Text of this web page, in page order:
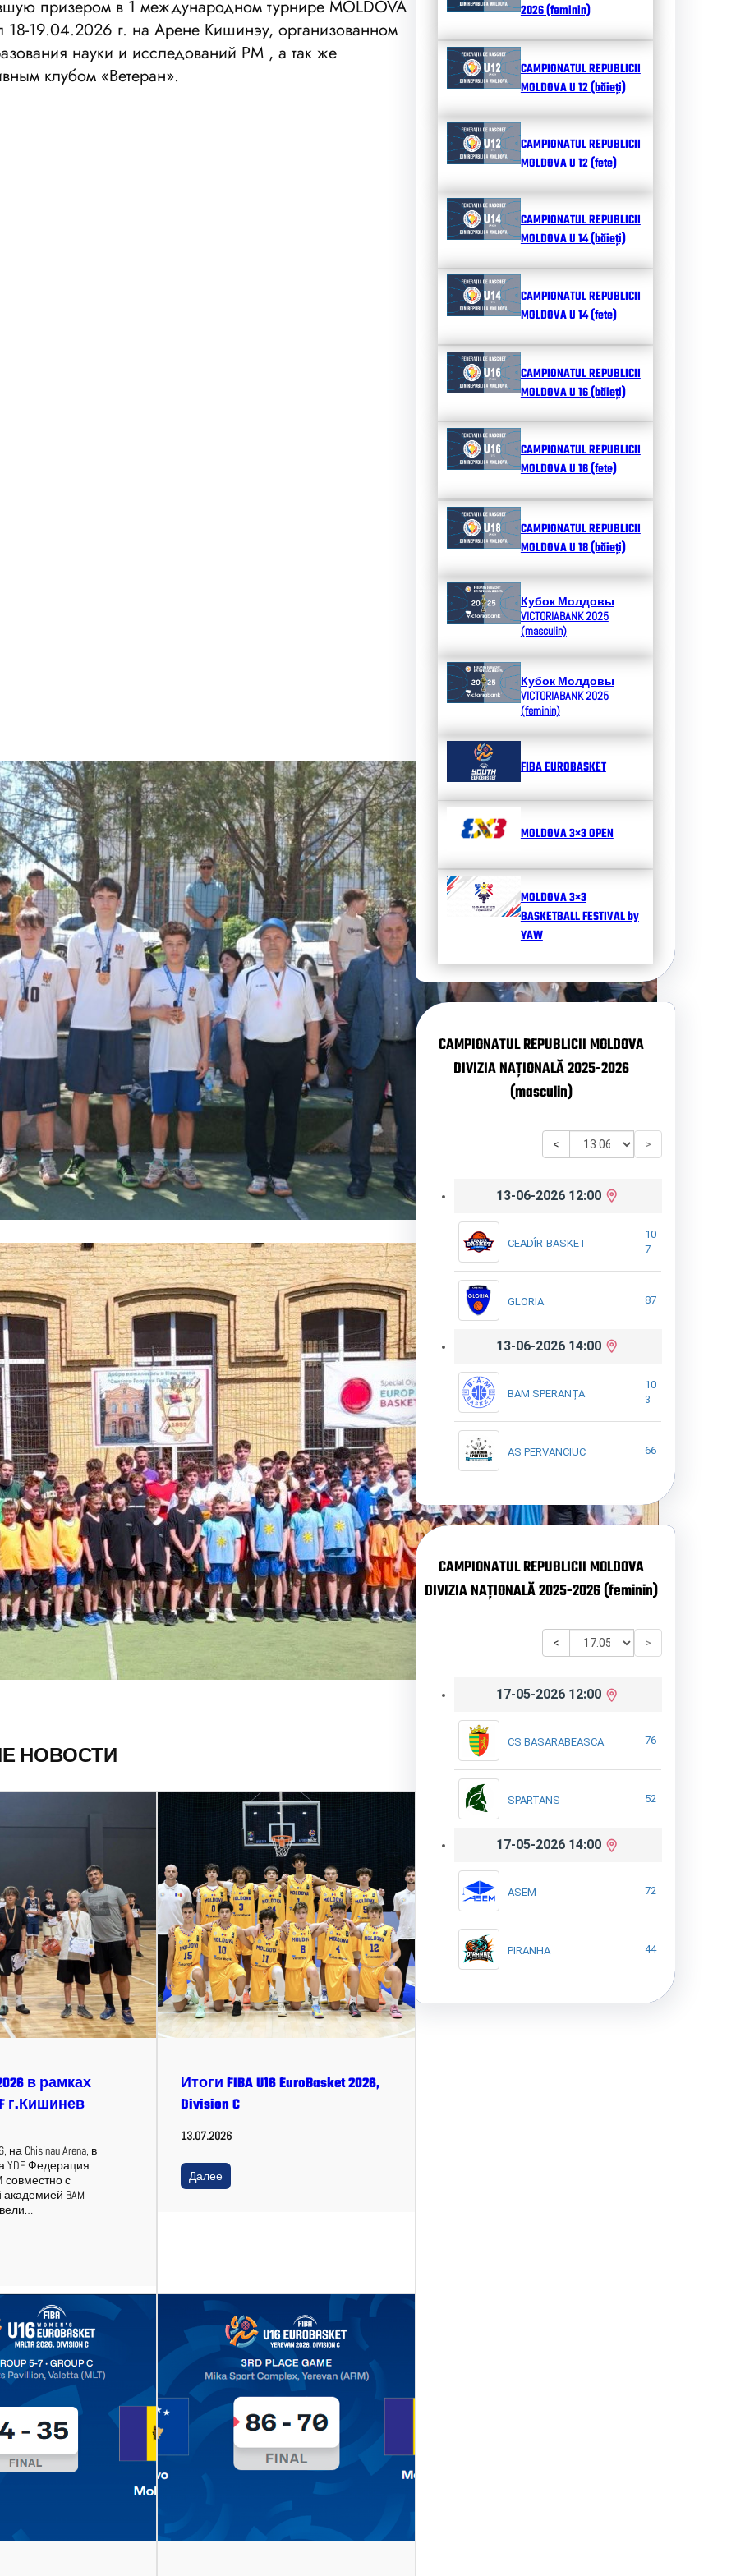
призером в 1 международном турнире MOLDOVA
18-19.04.2026 г. на Арене Кишинэу, организованном
науки и исследований РМ , а так же
клубом «Ветеран».
НОВОСТИ
в рамках
г.Кишинев
Chisinau Arena, в
YDF Федерация
совместно с
BAM
Итоги FIBA U16 EuroBasket 2026,
Division C
13.07.2026
Далее
2026 (feminin)
CAMPIONATUL REPUBLICII
MOLDOVA U 12 (băieți)
CAMPIONATUL REPUBLICII
MOLDOVA U 12 (fete)
CAMPIONATUL REPUBLICII
MOLDOVA U 14 (băieți)
CAMPIONATUL REPUBLICII
MOLDOVA U 14 (fete)
CAMPIONATUL REPUBLICII
MOLDOVA U 16 (băieți)
CAMPIONATUL REPUBLICII
MOLDOVA U 16 (fete)
CAMPIONATUL REPUBLICII
MOLDOVA U 18 (băieți)
Кубок Молдовы
VICTORIABANK 2025
(masculin)
Кубок Молдовы
VICTORIABANK 2025
(feminin)
FIBA EUROBASKET
MOLDOVA 3×3 OPEN
MOLDOVA 3×3
BASKETBALL FESTIVAL by
YAW
CAMPIONATUL REPUBLICII MOLDOVA
DIVIZIA NAȚIONALĂ 2025-2026
(masculin)
< >
13-06-2026 12:00
CEADÎR-BASKET
10
7
GLORIA 87
13-06-2026 14:00
BAM SPERANȚA
10
3
AS PERVANCIUC 66
CAMPIONATUL REPUBLICII MOLDOVA
DIVIZIA NAȚIONALĂ 2025-2026 (feminin)
< >
17-05-2026 12:00
CS BASARABEASCA 76
SPARTANS 52
17-05-2026 14:00
ASEM 72
PIRANHA 44